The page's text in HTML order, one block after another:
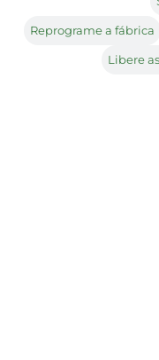
Reprograme a fábrica
Libere